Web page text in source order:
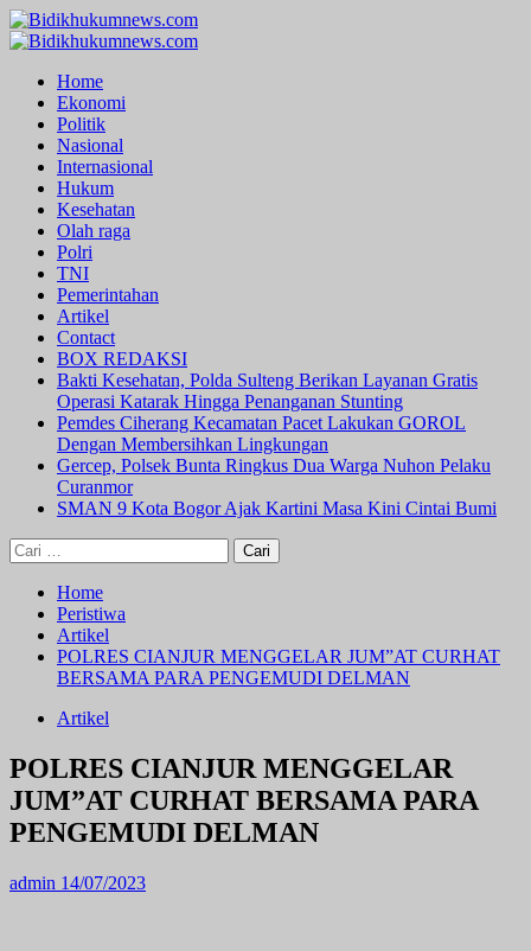
Skip
to
Primary
Home
Ekonomi
Politik
Nasional
Internasional
Hukum
Kesehatan
Olah raga
Polri
TNI
Pemerintahan
Artikel
Contact
BOX REDAKSI
Bakti Kesehatan, Polda Sulteng Berikan Layanan Gratis
Operasi Katarak Hingga Penanganan Stunting
Pemdes Ciherang Kecamatan Pacet Lakukan GOROL
Dengan Membersihkan Lingkungan
Gercep, Polsek Bunta Ringkus Dua Warga Nuhon Pelaku
Curanmor
SMAN 9 Kota Bogor Ajak Kartini Masa Kini Cintai Bumi
Cari
untuk:
Home
Peristiwa
Artikel
POLRES CIANJUR MENGGELAR JUM”AT CURHAT
BERSAMA PARA PENGEMUDI DELMAN
Artikel
POLRES CIANJUR MENGGELAR
JUM”AT CURHAT BERSAMA PARA
PENGEMUDI DELMAN
admin 14/07/2023